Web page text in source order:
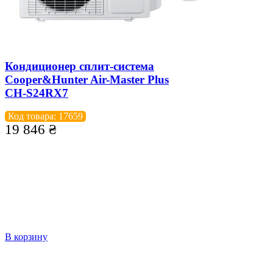
Кондиционер сплит-система
Cooper&Hunter Air-Master Plus
CH-S24RX7
Код товара: 17659
19 846 ₴
В корзину